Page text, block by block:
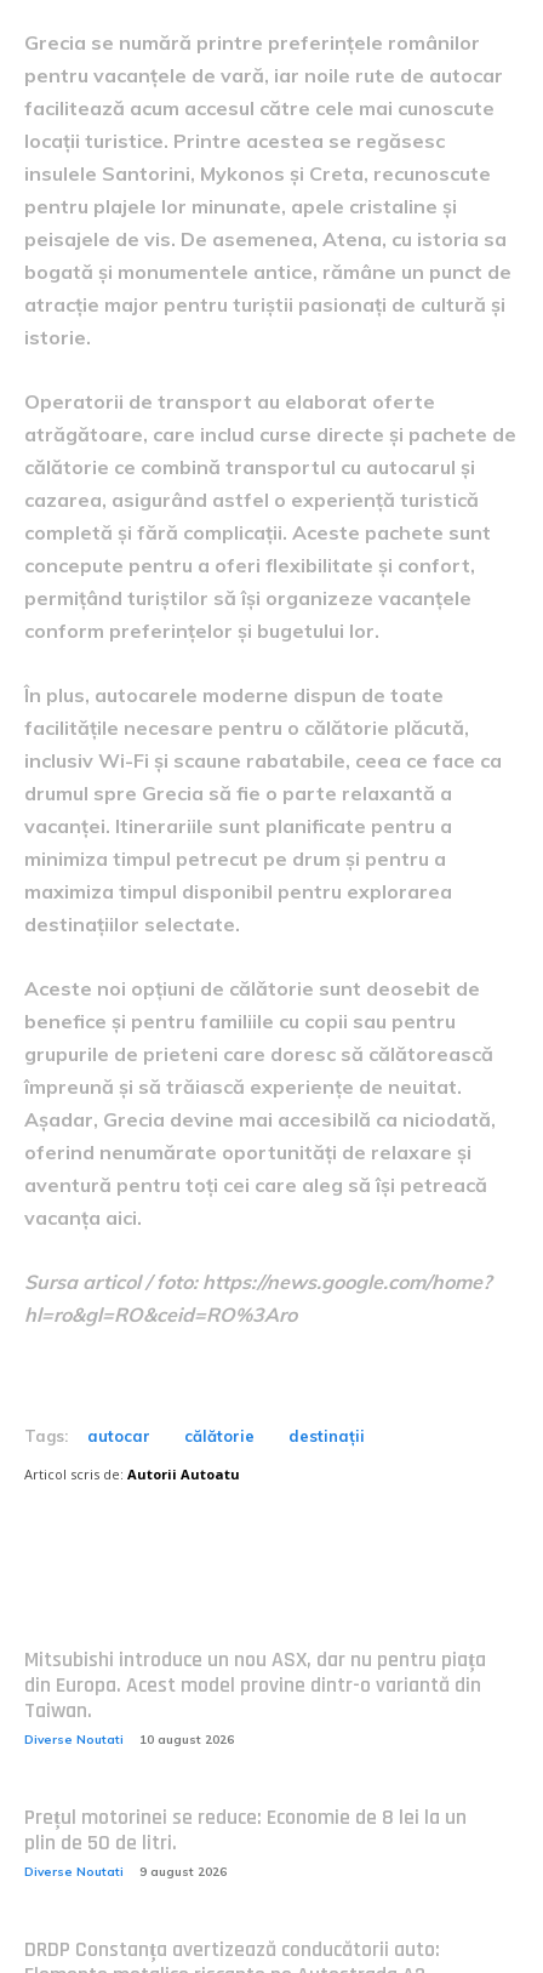
Grecia se numără printre preferințele românilor
pentru vacanțele de vară, iar noile rute de autocar
facilitează acum accesul către cele mai cunoscute
locații turistice. Printre acestea se regăsesc
insulele Santorini, Mykonos și Creta, recunoscute
pentru plajele lor minunate, apele cristaline și
peisajele de vis. De asemenea, Atena, cu istoria sa
bogată și monumentele antice, rămâne un punct de
atracție major pentru turiștii pasionați de cultură și
istorie.
Operatorii de transport au elaborat oferte
atrăgătoare, care includ curse directe și pachete de
călătorie ce combină transportul cu autocarul și
cazarea, asigurând astfel o experiență turistică
completă și fără complicații. Aceste pachete sunt
concepute pentru a oferi flexibilitate și confort,
permițând turiștilor să își organizeze vacanțele
conform preferințelor și bugetului lor.
În plus, autocarele moderne dispun de toate
facilitățile necesare pentru o călătorie plăcută,
inclusiv Wi-Fi și scaune rabatabile, ceea ce face ca
drumul spre Grecia să fie o parte relaxantă a
vacanței. Itinerariile sunt planificate pentru a
minimiza timpul petrecut pe drum și pentru a
maximiza timpul disponibil pentru explorarea
destinațiilor selectate.
Aceste noi opțiuni de călătorie sunt deosebit de
benefice și pentru familiile cu copii sau pentru
grupurile de prieteni care doresc să călătorească
împreună și să trăiască experiențe de neuitat.
Așadar, Grecia devine mai accesibilă ca niciodată,
oferind nenumărate oportunități de relaxare și
aventură pentru toți cei care aleg să își petreacă
vacanța aici.
Sursa articol / foto: https://news.google.com/home?
hl=ro&gl=RO&ceid=RO%3Aro
Tags: autocar călătorie destinații
Articol scris de: Autorii Autoatu
Mitsubishi introduce un nou ASX, dar nu pentru piața
din Europa. Acest model provine dintr-o variantă din
Taiwan.
Diverse Noutati 10 august 2026
Prețul motorinei se reduce: Economie de 8 lei la un
plin de 50 de litri.
Diverse Noutati 9 august 2026
DRDP Constanța avertizează conducătorii auto: